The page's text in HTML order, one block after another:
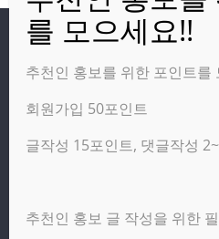
방문자
온라인 방문자:4
오늘의 조회수:317
광고 제휴 홍보 일반 문의 :
추천인 홍보를 위한 포인트를
회원가입 50포인트
글작성 15포인트, 댓글작성
추천인 홍보 글 작성을 위한